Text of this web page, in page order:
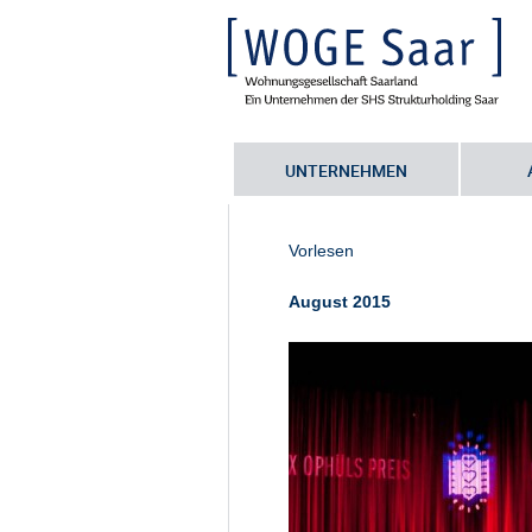
UNTERNEHMEN
Sie befinden sich hier:
01_5
Vorlesen
August 2015